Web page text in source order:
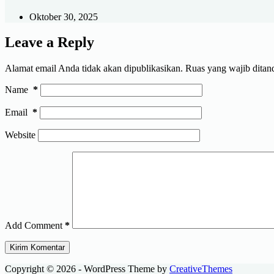
Oktober 30, 2025
Leave a Reply
Alamat email Anda tidak akan dipublikasikan. Ruas yang wajib
Name *
Email *
Website
Add Comment *
Kirim Komentar
Copyright © 2026 - WordPress Theme by CreativeThemes